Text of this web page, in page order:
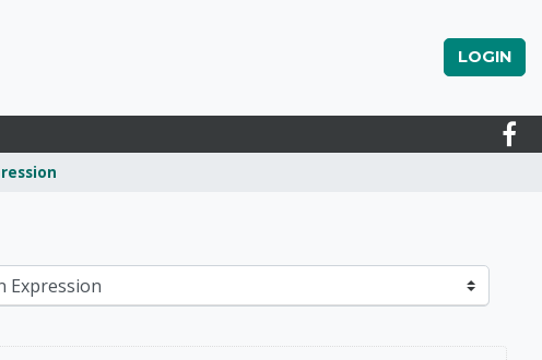
LOGIN